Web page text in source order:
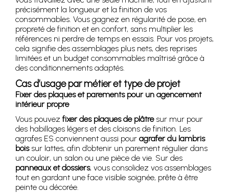
précisément la longueur et la finition de vos
consommables. Vous gagnez en régularité de pose, en
propreté de finition et en confort, sans multiplier les
références ni perdre de temps en essais. Pour vos projets,
cela signifie des assemblages plus nets, des reprises
limitées et un budget consommables maîtrisé grâce à
des conditionnements adaptés.
Cas d’usage par métier et type de projet
Fixer des plaques et parements pour un agencement
intérieur propre
Vous pouvez fixer des plaques de plâtresur mur pour
des habillages légers et des cloisons de finition. Les
agrafes ES conviennent aussi pour agrafer du lambris
boissur lattes, afin d’obtenir un parement régulier dans
un couloir, un salon ou une pièce de vie. Sur des
panneaux et dossiers, vous consolidez vos assemblages
tout en gardant une face visible soignée, prête à être
peinte ou décorée.